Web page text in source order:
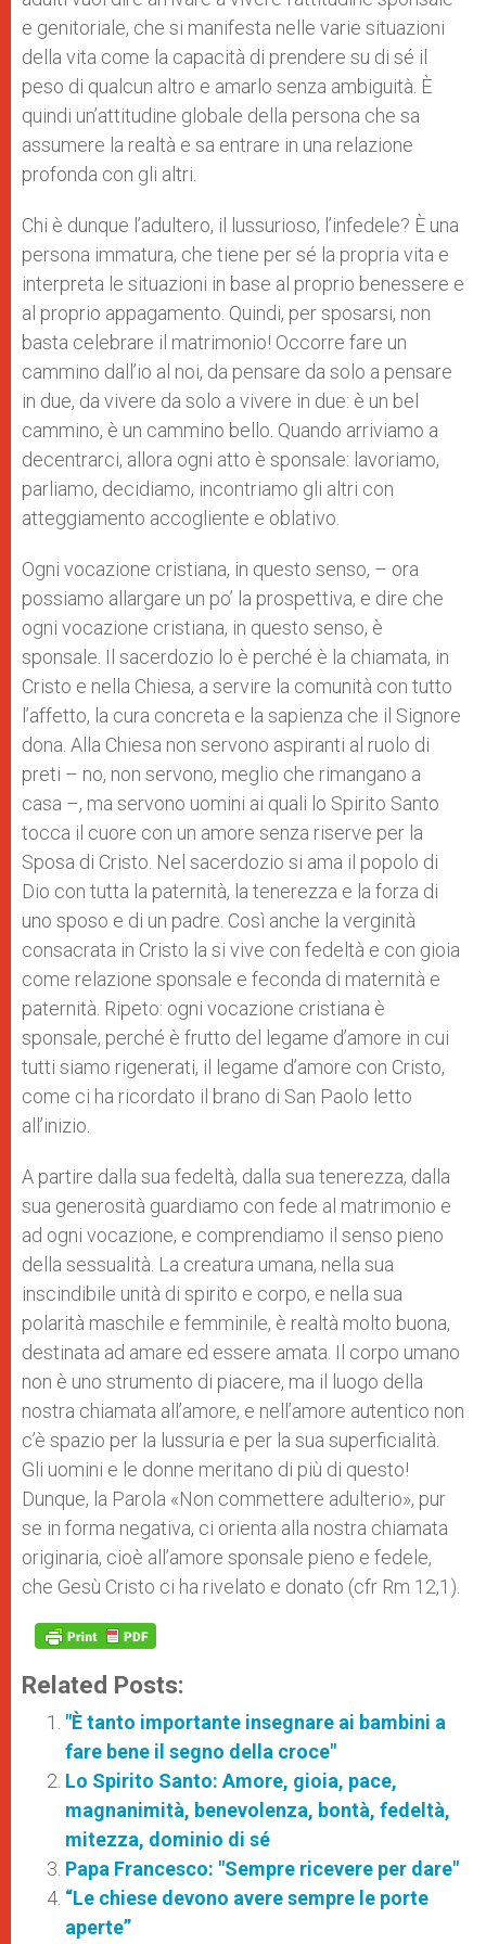
e genitoriale, che si manifesta nelle varie situazioni
della vita come la capacità di prendere su di sé il
peso di qualcun altro e amarlo senza ambiguità. È
quindi un’attitudine globale della persona che sa
assumere la realtà e sa entrare in una relazione
profonda con gli altri.
Chi è dunque l’adultero, il lussurioso, l’infedele? È una
persona immatura, che tiene per sé la propria vita e
interpreta le situazioni in base al proprio benessere e
al proprio appagamento. Quindi, per sposarsi, non
basta celebrare il matrimonio! Occorre fare un
cammino dall’io al noi, da pensare da solo a pensare
in due, da vivere da solo a vivere in due: è un bel
cammino, è un cammino bello. Quando arriviamo a
decentrarci, allora ogni atto è sponsale: lavoriamo,
parliamo, decidiamo, incontriamo gli altri con
atteggiamento accogliente e oblativo.
Ogni vocazione cristiana, in questo senso, – ora
possiamo allargare un po’ la prospettiva, e dire che
ogni vocazione cristiana, in questo senso, è
sponsale. Il sacerdozio lo è perché è la chiamata, in
Cristo e nella Chiesa, a servire la comunità con tutto
l’affetto, la cura concreta e la sapienza che il Signore
dona. Alla Chiesa non servono aspiranti al ruolo di
preti – no, non servono, meglio che rimangano a
casa –, ma servono uomini ai quali lo Spirito Santo
tocca il cuore con un amore senza riserve per la
Sposa di Cristo. Nel sacerdozio si ama il popolo di
Dio con tutta la paternità, la tenerezza e la forza di
uno sposo e di un padre. Così anche la verginità
consacrata in Cristo la si vive con fedeltà e con gioia
come relazione sponsale e feconda di maternità e
paternità. Ripeto: ogni vocazione cristiana è
sponsale, perché è frutto del legame d’amore in cui
tutti siamo rigenerati, il legame d’amore con Cristo,
come ci ha ricordato il brano di San Paolo letto
all’inizio.
A partire dalla sua fedeltà, dalla sua tenerezza, dalla
sua generosità guardiamo con fede al matrimonio e
ad ogni vocazione, e comprendiamo il senso pieno
della sessualità. La creatura umana, nella sua
inscindibile unità di spirito e corpo, e nella sua
polarità maschile e femminile, è realtà molto buona,
destinata ad amare ed essere amata. Il corpo umano
non è uno strumento di piacere, ma il luogo della
nostra chiamata all’amore, e nell’amore autentico non
c’è spazio per la lussuria e per la sua superficialità.
Gli uomini e le donne meritano di più di questo!
Dunque, la Parola «Non commettere adulterio», pur
se in forma negativa, ci orienta alla nostra chiamata
originaria, cioè all’amore sponsale pieno e fedele,
che Gesù Cristo ci ha rivelato e donato (cfr Rm 12,1).
Related Posts:
"È tanto importante insegnare ai bambini a
fare bene il segno della croce"
Lo Spirito Santo: Amore, gioia, pace,
magnanimità, benevolenza, bontà, fedeltà,
mitezza, dominio di sé
Papa Francesco: "Sempre ricevere per dare"
“Le chiese devono avere sempre le porte
aperte”